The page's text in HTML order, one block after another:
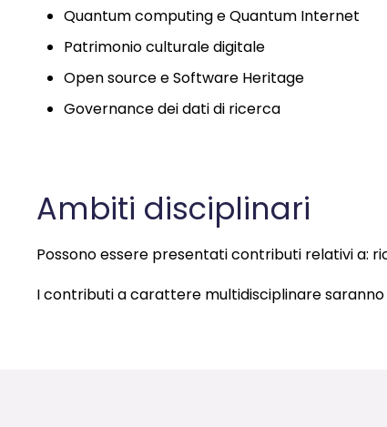
Quantum computing e Quantum Internet
Patrimonio culturale digitale
Open source e Software Heritage
Governance dei dati di ricerca
Ambiti disciplinari
Possono essere presentati contributi relativi a:
I contributi a carattere multidisciplinare